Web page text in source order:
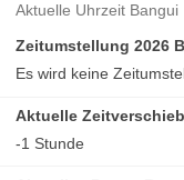
Aktuelle Uhrzeit Bangui
Zeitumstellung 2026
Es wird keine
Aktuelle
-1 Stunde